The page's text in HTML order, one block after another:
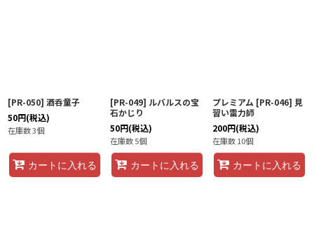
[PR-050] 酒呑童子
50円(税込)
在庫数 3個
カートに入れる
[PR-049] ルバルスの宝
石かじり
50円(税込)
在庫数 5個
カートに入れる
プレミアム [PR-046] 見
習い雷力師
200円(税込)
在庫数 10個
カートに入れる